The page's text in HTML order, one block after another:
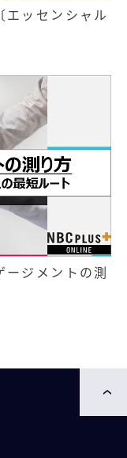
エッセンシャル
ージメントの測